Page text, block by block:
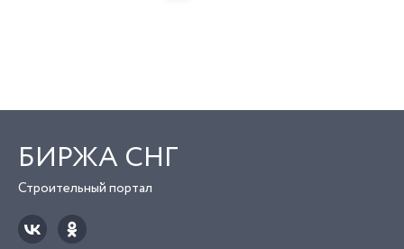
БИРЖА СНГ
Строительный портал